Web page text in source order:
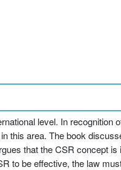
level. In recognition
this area. The book
that the CSR concept is
to be effective, the law